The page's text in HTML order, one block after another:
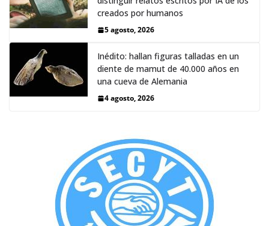
creados por humanos
5 agosto, 2026
Inédito: hallan figuras talladas en un
diente de mamut de 40.000 años en
una cueva de Alemania
4 agosto, 2026